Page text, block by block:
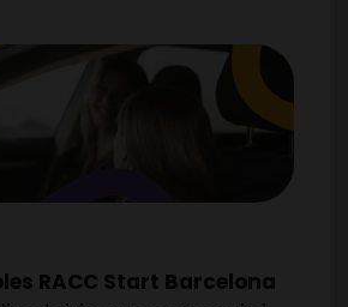
RACC Start Barcelona